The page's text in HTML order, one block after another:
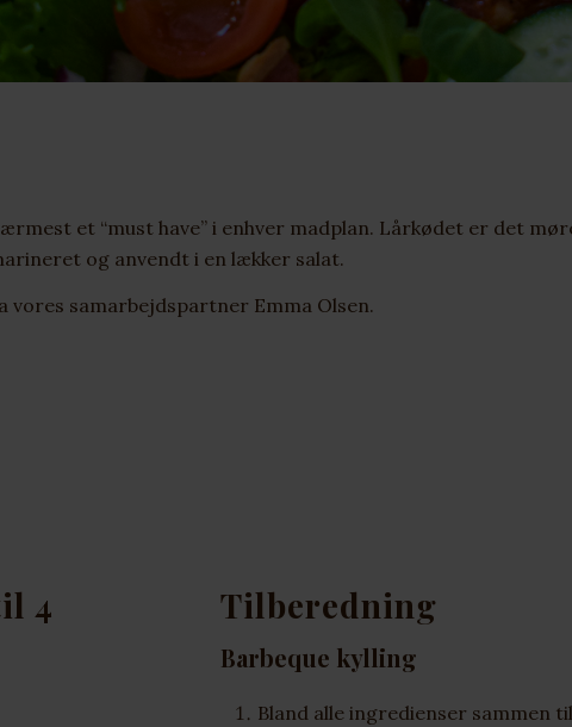
et “must have” i enhver madplan. Lårkødet er det
og anvendt i en lækker salat.
vores samarbejdspartner Emma Olsen.
4 Tilberedning
Barbeque kylling
Bland alle ingredienser sammen